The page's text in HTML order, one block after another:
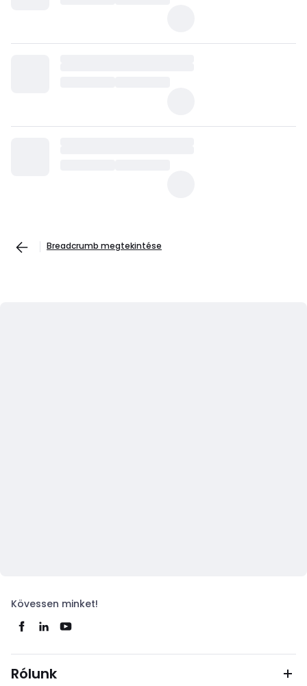
Breadcrumb megtekintése
Kövessen minket!
Rólunk